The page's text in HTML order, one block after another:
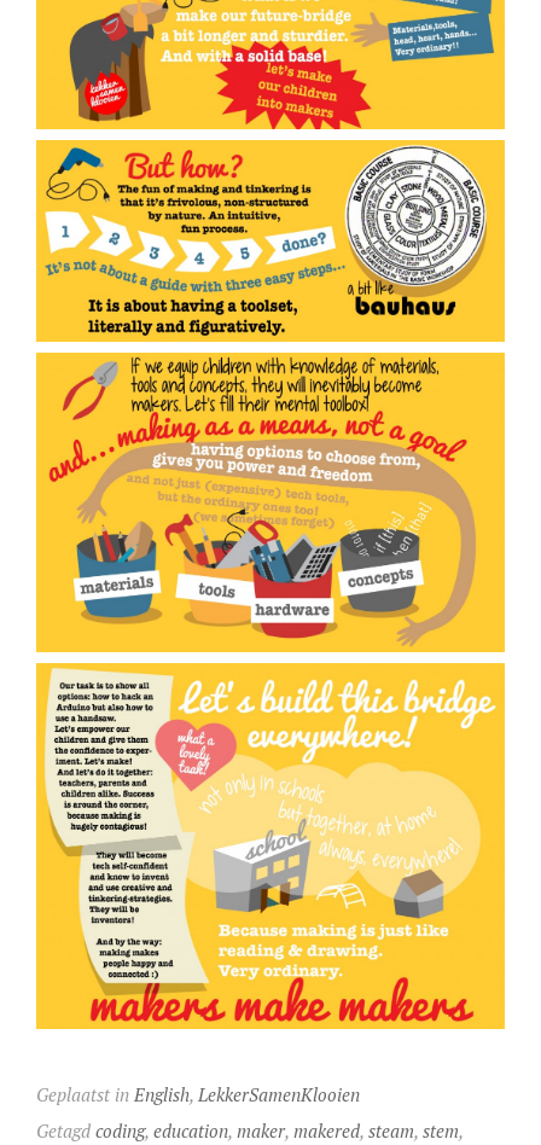
Geplaatst in English, LekkerSamenKlooien
Getagd coding, education, maker, makered, steam, stem,